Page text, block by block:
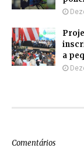
a
Comentários